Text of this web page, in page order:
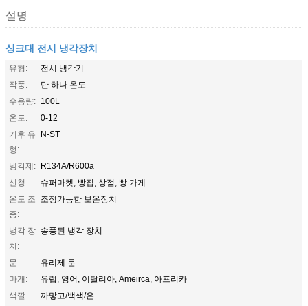
설명
싱크대 전시 냉각장치
유형:
전시 냉각기
작풍:
단 하나 온도
수용량: 100L
온도:
0-12
기후 유
형:
N-ST
냉각제: R134A/R600a
신청:
슈퍼마켓, 빵집, 상점, 빵 가게
온도 조
종:
조정가능한 보온장치
냉각 장
치:
송풍된 냉각 장치
문:
유리제 문
마개:
유럽, 영어, 이탈리아, Ameirca, 아프리카
색깔:
까맣고/백색/은